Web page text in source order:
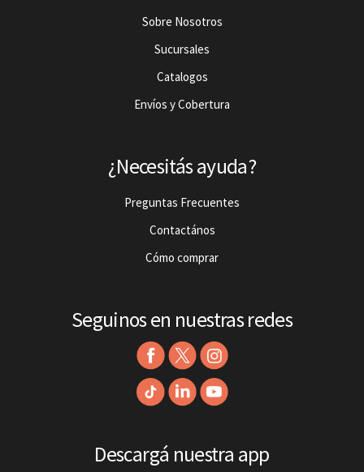
Sobre Nosotros
Sucursales
Catalogos
Envíos y Cobertura
¿Necesitás ayuda?
Preguntas Frecuentes
Contactános
Cómo comprar
Seguinos en nuestras redes
Descargá nuestra app